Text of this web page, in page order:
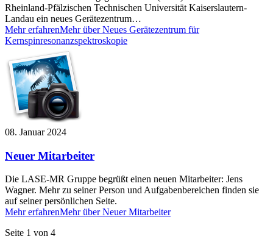
Rheinland-Pfälzischen Technischen Universität Kaiserslautern-
Landau ein neues Gerätezentrum…
Mehr erfahrenMehr über Neues Gerätezentrum für
Kernspinresonanzspektroskopie
08. Januar 2024
Neuer Mitarbeiter
Die LASE-MR Gruppe begrüßt einen neuen Mitarbeiter: Jens
Wagner. Mehr zu seiner Person und Aufgabenbereichen finden sie
auf seiner persönlichen Seite.
Mehr erfahrenMehr über Neuer Mitarbeiter
Seite 1 von 4